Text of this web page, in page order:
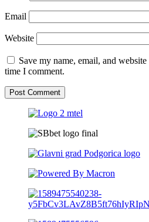
Email
Website
Save my name, email, and
time I comment.